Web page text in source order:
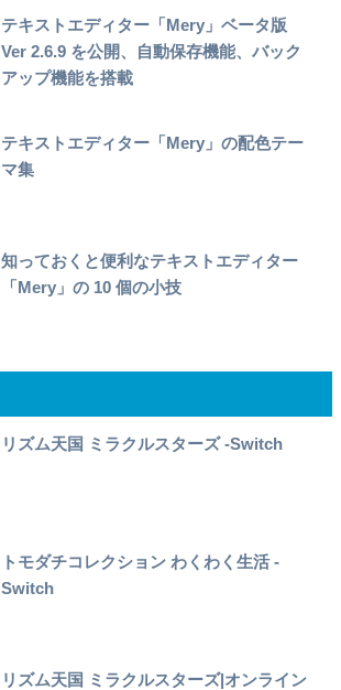
テキストエディター「Mery」ベータ版
Ver 2.6.9 を公開、自動保存機能、バック
アップ機能を搭載
テキストエディター「Mery」の配色テー
マ集
知っておくと便利なテキストエディター
「Mery」の 10 個の小技
リズム天国 ミラクルスターズ -Switch
トモダチコレクション わくわく生活 -
Switch
リズム天国 ミラクルスターズ|オンライン